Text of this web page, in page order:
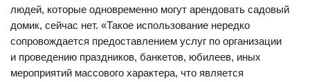
людей, которые одновременно могут арендовать садовый
домик, сейчас нет. «Такое использование нередко
сопровождается предоставлением услуг по организации
и проведению праздников, банкетов, юбилеев, иных
мероприятий массового характера, что является